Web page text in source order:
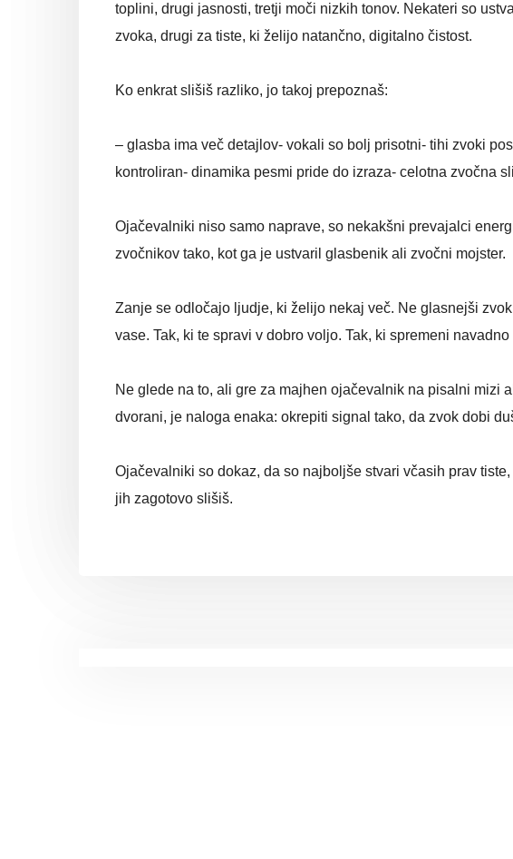
toplini, drugi jasnosti, tretji moči nizkih tonov. Nekateri so
zvoka, drugi za tiste, ki želijo natančno, digitalno čistost.
Ko enkrat slišiš razliko, jo takoj prepoznaš:
– glasba ima več detajlov- vokali so bolj prisotni- tihi zvoki
kontroliran- dinamika pesmi pride do izraza- celotna zvočna
Ojačevalniki niso samo naprave, so nekakšni prevajalci
zvočnikov tako, kot ga je ustvaril glasbenik ali zvočni mojster.
Zanje se odločajo ljudje, ki želijo nekaj več. Ne glasnejši
vase. Tak, ki te spravi v dobro voljo. Tak, ki spremeni
Ne glede na to, ali gre za majhen ojačevalnik na pisalni mizi
dvorani, je naloga enaka: okrepiti signal tako, da zvok dobi
Ojačevalniki so dokaz, da so najboljše stvari včasih prav
jih zagotovo slišiš.